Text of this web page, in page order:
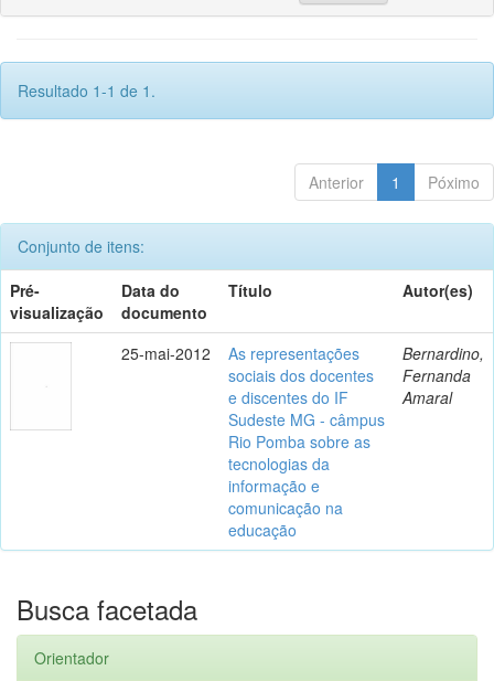
Resultado 1-1 de 1.
Anterior 1 Póximo
Conjunto de itens:
Pré-
visualização
Data do
documento
Título Autor(es)
25-mai-2012
As representações
sociais dos docentes
e discentes do IF
Sudeste MG - câmpus
Rio Pomba sobre as
tecnologias da
informação e
comunicação na
educação
Bernardino,
Fernanda
Amaral
Busca facetada
Orientador